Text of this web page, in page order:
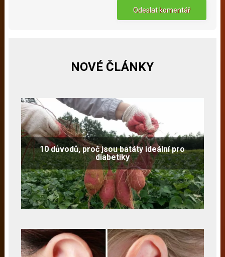
NOVÉ ČLÁNKY
10 důvodů, proč jsou batáty ideální pro
diabetiky